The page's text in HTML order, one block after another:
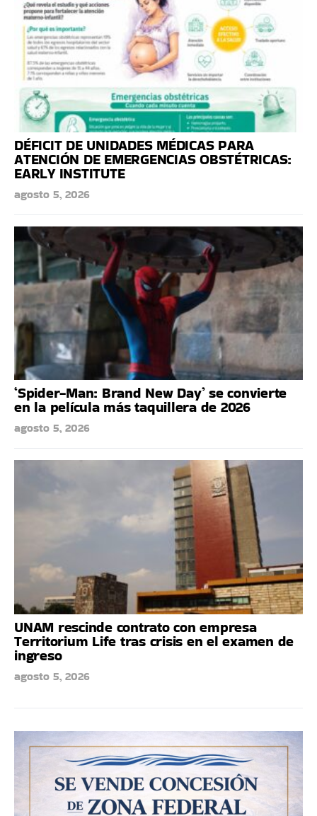
DÉFICIT DE UNIDADES MÉDICAS PARA
ATENCIÓN DE EMERGENCIAS OBSTÉTRICAS:
EARLY INSTITUTE
agosto 5, 2026
‘Spider-Man: Brand New Day’ se convierte
en la película más taquillera de 2026
agosto 5, 2026
UNAM rescinde contrato con empresa
Territorium Life tras crisis en el examen de
ingreso
agosto 5, 2026